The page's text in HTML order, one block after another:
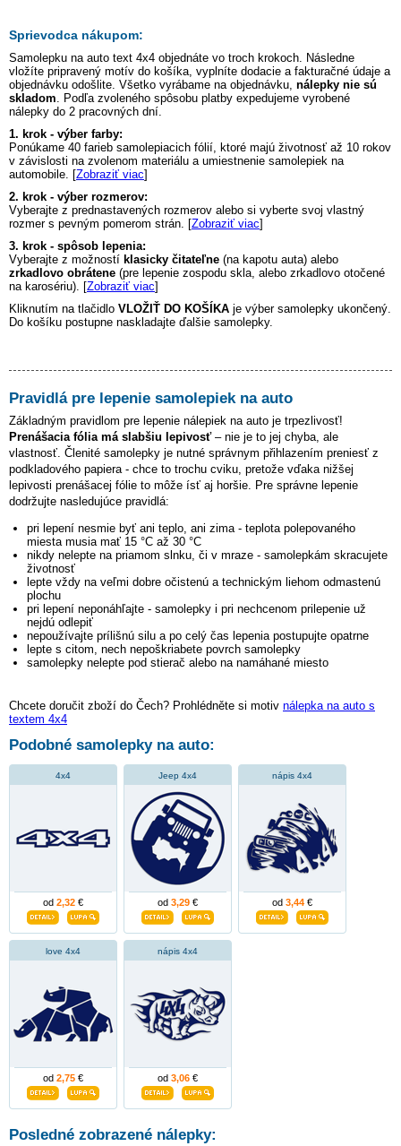
Sprievodca nákupom:
Samolepku na auto text 4x4 objednáte vo troch krokoch. Následne
vložíte pripravený motív do košíka, vyplníte dodacie a fakturačné údaje a
objednávku odošlite. Všetko vyrábame na objednávku, nálepky nie sú
skladom . Podľa zvoleného spôsobu platby expedujeme vyrobené
nálepky do 2 pracovných dní.
1. krok - výber farby:
Ponúkame 40 farieb samolepiacich fólií, ktoré majú životnosť až 10 rokov
v závislosti na zvolenom materiálu a umiestnenie samolepiek na
automobile. [Zobraziť viac]
2. krok - výber rozmerov:
Vyberajte z prednastavených rozmerov alebo si vyberte svoj vlastný
rozmer s pevným pomerom strán. [Zobraziť viac]
3. krok - spôsob lepenia:
Vyberajte z možností klasicky čitateľne (na kapotu auta) alebo
zrkadlovo obrátene (pre lepenie zospodu skla, alebo zrkadlovo otočené
na karosériu). [Zobraziť viac]
Kliknutím na tlačidlo VLOŽIŤ DO KOŠÍKA je výber samolepky ukončený.
Do košíku postupne naskladajte ďalšie samolepky.
Pravidlá pre lepenie samolepiek na auto
Základným pravidlom pre lepenie nálepiek na auto je trpezlivosť!
Prenášacia fólia má slabšiu lepivosť– nie je to jej chyba, ale
vlastnosť. Členité samolepky je nutné správnym přihlazením preniesť z
podkladového papiera - chce to trochu cviku, pretože vďaka nižšej
lepivosti prenášacej fólie to môže ísť aj horšie. Pre správne lepenie
dodržujte nasledujúce pravidlá:
pri lepení nesmie byť ani teplo, ani zima - teplota polepovaného
miesta musia mať 15 °C až 30 °C
nikdy nelepte na priamom slnku, či v mraze - samolepkám skracujete
životnosť
lepte vždy na veľmi dobre očistenú a technickým liehom odmastenú
plochu
pri lepení neponáhľajte - samolepky i pri nechcenom prilepenie už
nejdú odlepiť
nepoužívajte prílišnú silu a po celý čas lepenia postupujte opatrne
lepte s citom, nech nepoškriabete povrch samolepky
samolepky nelepte pod stierač alebo na namáhané miesto
Chcete doručit zboží do Čech? Prohlédněte si motiv nálepka na auto s
textem 4x4
Podobné samolepky na auto:
4x4
od 2,32 €
Jeep 4x4
od 3,29 €
nápis 4x4
od 3,44 €
love 4x4
od 2,75 €
nápis 4x4
od 3,06 €
Posledné zobrazené nálepky: